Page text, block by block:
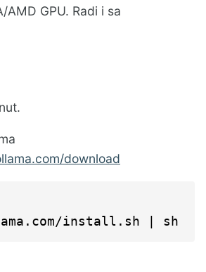
AMD GPU. Radi i sa
download
install.sh | sh